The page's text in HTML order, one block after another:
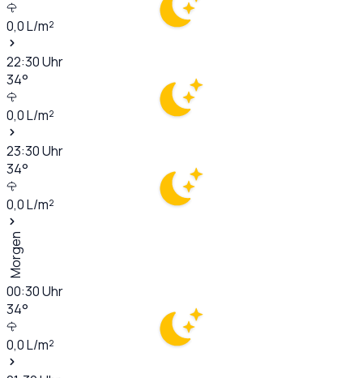
0,0L/m²
22:30Uhr
34°
0,0L/m²
23:30Uhr
34°
0,0L/m²
Morgen
00:30Uhr
34°
0,0L/m²